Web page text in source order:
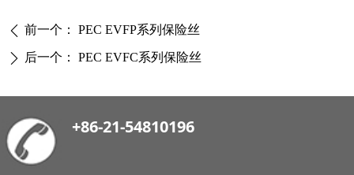
ꄲ 后一个： PEC EVFC系列保险丝
ꄴ 前一个： PEC EVFP系列保险丝
+86-21-54810196